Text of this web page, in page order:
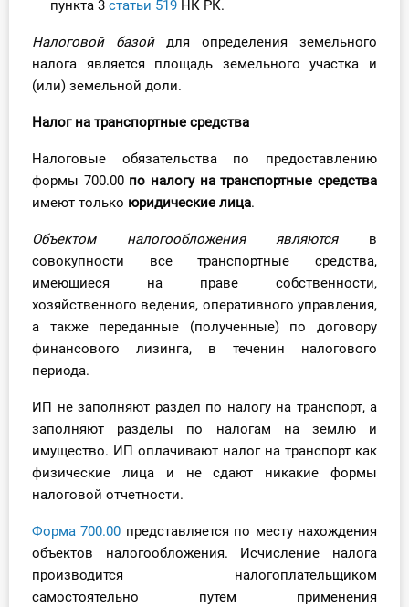
пункта 3 статьи 519 НК РК.
Налоговой базойдля определения земельного
налога является площадь земельного участка и
(или) земельной доли.
Налог на транспортные средства
Налоговые обязательства по предоставлению
формы 700.00 по налогу на транспортные средства
имеют только юридические лица.
Объектом налогообложения являются в
совокупности все транспортные средства,
имеющиеся на праве собственности,
хозяйственного ведения, оперативного управления,
а также переданные (полученные) по договору
финансового лизинга, в теченин налогового
периода.
ИП не заполняют раздел по налогу на транспорт, а
заполняют разделы по налогам на землю и
имущество. ИП оплачивают налог на транспорт как
физические лица и не сдают никакие формы
налоговой отчетности.
Форма 700.00 представляется по месту нахождения
объектов налогообложения. Исчисление налога
производится налогоплательщиком
самостоятельно путем применения